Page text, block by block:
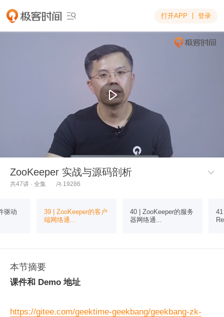
 打开APP 登录
ZooKeeper 实战与源码剖析 
共47讲 · 全集  19286
驱动
39 | ZooKeeper的客户
端网络通...
40 | ZooKeeper的服务
器网络通...
本节摘要
课件和 Demo 地址
https://gitee.com/geektime-geekbang/geekbang-zk-